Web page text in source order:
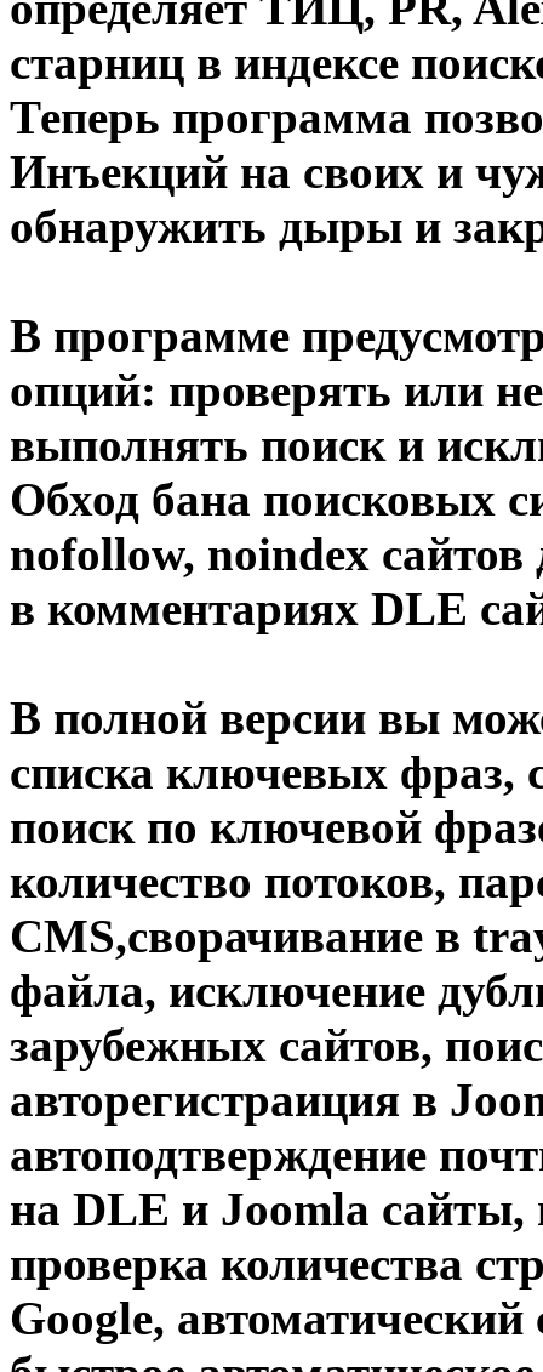
старниц в индексе
Теперь программа
Инъекций на своих и
обнаружить дыры и
В программе
опций: проверять или
выполнять поиск и
Обход бана поисковых
nofollow, noindex сайтов
в комментариях DLE
В полной версии вы
списка ключевых фраз,
поиск по ключевой
количество потоков,
CMS,сворачивание в
файла, исключение
зарубежных сайтов,
авторегистраиция в
автоподтверждение
на DLE и Joomla сайты,
проверка количества
Google,